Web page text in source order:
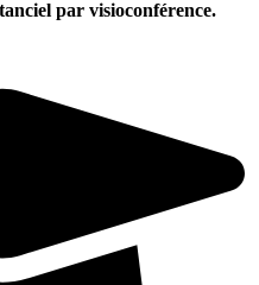
par visioconférence.